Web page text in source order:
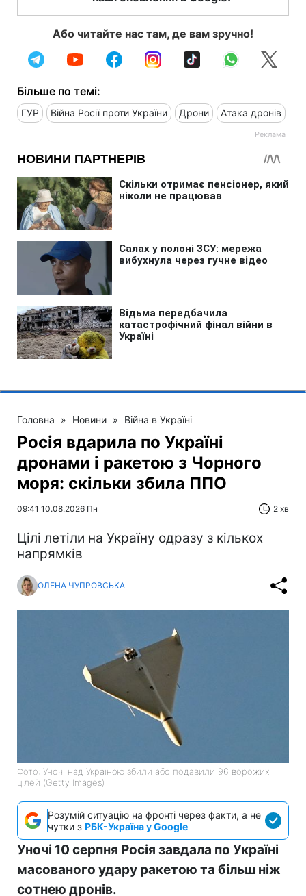
Або читайте нас там, де вам зручно!
Більше по темі:
ГУР Війна Росії проти України Дрони Атака дронів
Головна » Новини » Війна в Україні
Росія вдарила по Україні
дронами і ракетою з Чорного
моря: скільки збила ППО
09:41 10.08.2026 Пн 2 хв
Цілі летіли на Україну одразу з кількох
напрямків
ОЛЕНА ЧУПРОВСЬКА
Фото: Уночі над Україною збили або подавили 96 ворожих
цілей (Getty Images)
Розумій ситуацію на фронті через факти, а не
чутки з РБК-Україна у Google
Уночі 10 серпня Росія завдала по Україні
масованого удару ракетою та більш ніж
сотнею дронів.